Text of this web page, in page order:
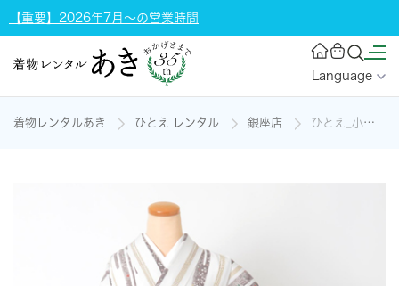
【重要】2026年7月～の営業時間
Language
着物レンタルあき ひとえ レンタル 銀座店 ひとえ_小紋_【カジュアル】の着物レンタル